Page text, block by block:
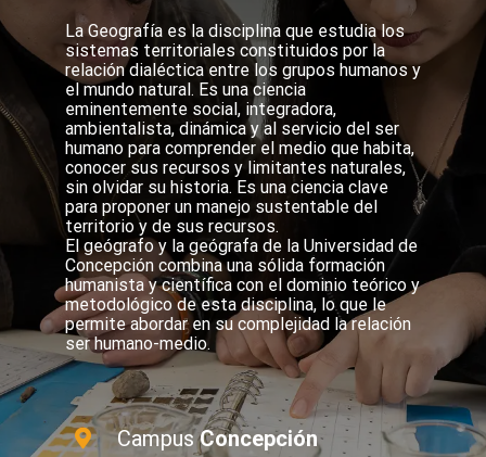
La Geografía es la disciplina que estudia los
sistemas territoriales constituidos por la
relación dialéctica entre los grupos humanos y
el mundo natural. Es una ciencia
eminentemente social, integradora,
ambientalista, dinámica y al servicio del ser
humano para comprender el medio que habita,
conocer sus recursos y limitantes naturales,
sin olvidar su historia. Es una ciencia clave
para proponer un manejo sustentable del
territorio y de sus recursos.
El geógrafo y la geógrafa de la Universidad de
Concepción combina una sólida formación
humanista y científica con el dominio teórico y
metodológico de esta disciplina, lo que le
permite abordar en su complejidad la relación
ser humano-medio.
CampusConcepción